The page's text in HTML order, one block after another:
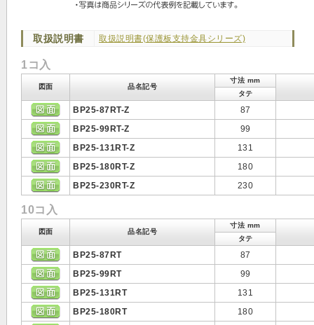
取扱説明書 取扱説明書(保護板支持金具シリーズ)
1コ入
図面 品名記号
寸法 mm
タテ
BP25-87RT-Z
87
BP25-99RT-Z
99
BP25-131RT-Z
131
BP25-180RT-Z
180
BP25-230RT-Z
230
10コ入
図面 品名記号
寸法 mm
タテ
BP25-87RT
87
BP25-99RT
99
BP25-131RT
131
BP25-180RT
180